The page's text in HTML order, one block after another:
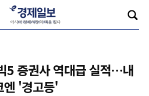
5 증권사 역대급 실적…내
엔 '경고등'